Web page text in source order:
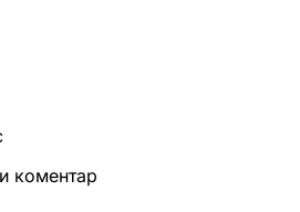
коментар